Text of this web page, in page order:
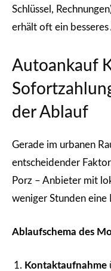
Schlüssel,
erhält oft ein
Autoankauf
der Ablauf
Gerade im urbanen
entscheidender
Porz – Anbieter mit
weniger Stunden eine
Ablaufschema des
Kontaktaufnahme